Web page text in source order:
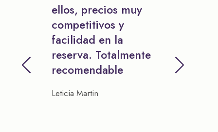
ellos, precios muy
competitivos y
facilidad en la
reserva. Totalmente
recomendable
Leticia Martin